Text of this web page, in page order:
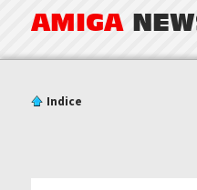
AMIGA
Indice